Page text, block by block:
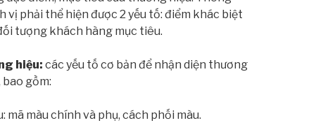
vị phải thể hiện được 2 yếu tố: điểm khác biệt
tượng khách hàng mục tiêu.
hiệu: các yếu tố cơ bản để nhận diện thương
gồm:
mã màu chính và phụ, cách phối màu.